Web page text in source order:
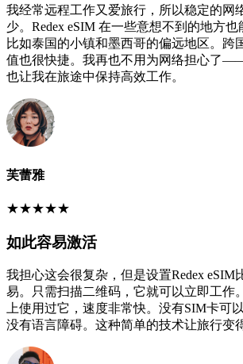
我经常远程工作又爱旅行，所以稳定的网
少。Redex eSIM 在一些意想不到的地方也
比如泰国的小镇和墨西哥的偏远地区。跨
值也很快捷。我再也不用为网络担心了
也让我在旅途中保持高效工作。
芙蕾雅
★★★★★
如此容易激活
我担心这会很复杂，但是设置Redex eSIM
易。只需扫描二维码，它就可以立即工作
上使用过它，速度非常快。没有SIM卡可
没有语言障碍。这种简单的技术让旅行变